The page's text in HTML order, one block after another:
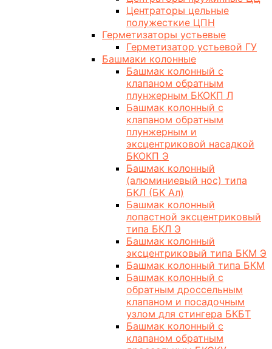
Центраторы цельные
полужесткие ЦПН
Герметизаторы устьевые
Герметизатор устьевой ГУ
Башмаки колонные
Башмак колонный с
клапаном обратным
плунжерным БКОКП Л
Башмак колонный с
клапаном обратным
плунжерным и
эксцентриковой насадкой
БКОКП Э
Башмак колонный
(алюминиевый нос) типа
БКЛ (БК Ал)
Башмак колонный
лопастной эксцентриковый
типа БКЛ Э
Башмак колонный
эксцентриковый типа БКМ Э
Башмак колонный типа БКМ
Башмак колонный с
обратным дроссельным
клапаном и посадочным
узлом для стингера БКБТ
Башмак колонный с
клапаном обратным